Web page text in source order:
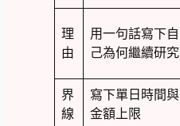
理
由
用一句話寫下自
己為何繼續研究
界
線
寫下單日時間與
金額上限